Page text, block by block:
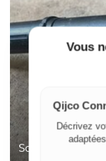
Souffleur
Vous
Qijco
Décrivez